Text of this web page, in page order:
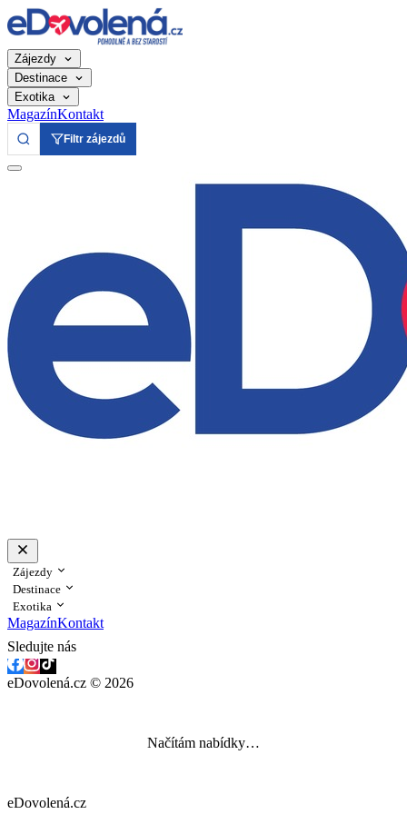
Zájezdy
Destinace
Exotika
MagazínKontakt
Filtr zájezdů
Zájezdy
Destinace
Exotika
MagazínKontakt
Sledujte nás
eDovolená.cz © 2026
Načítám nabídky…
eDovolená.cz